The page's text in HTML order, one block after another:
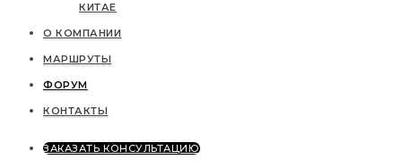
КИТАЕ
О КОМПАНИИ
МАРШРУТЫ
ФОРУМ
КОНТАКТЫ
ЗАКАЗАТЬ КОНСУЛЬТАЦИЮ